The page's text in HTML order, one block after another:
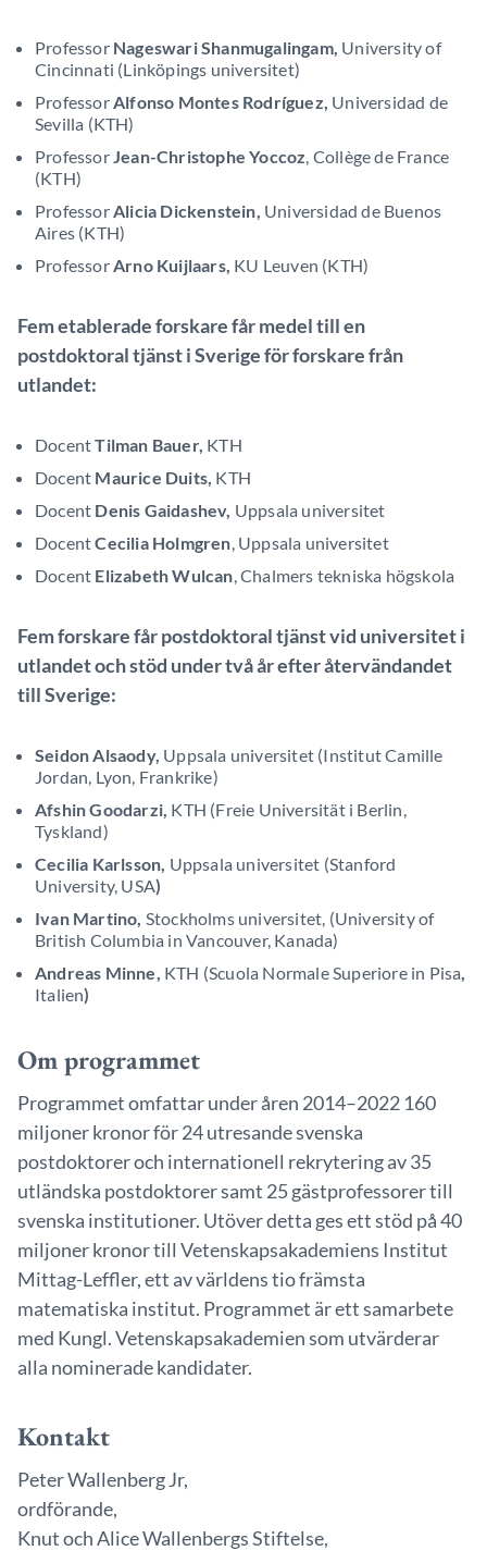
Professor Nageswari Shanmugalingam, University of
Cincinnati (Linköpings universitet)
ProfessorAlfonso Montes Rodríguez, Universidad de
Sevilla (KTH)
ProfessorJean-Christophe Yoccoz, Collège de France
(KTH)
ProfessorAlicia Dickenstein, Universidad de Buenos
Aires (KTH)
ProfessorArno Kuijlaars, KU Leuven (KTH)
Fem etablerade forskare får medel till en
postdoktoral tjänst i Sverige för forskare från
utlandet:
DocentTilman Bauer, KTH
Docent Maurice Duits, KTH
Docent Denis Gaidashev, Uppsala universitet
DocentCecilia Holmgren, Uppsala universitet
Docent Elizabeth Wulcan, Chalmers tekniska högskola
Fem forskare får postdoktoral tjänst vid universitet i
utlandetoch stöd under två år efter återvändandet
till Sverige:
Seidon Alsaody, Uppsala universitet (Institut Camille
Jordan, Lyon, Frankrike)
Afshin Goodarzi, KTH (Freie Universität i Berlin,
Tyskland)
Cecilia Karlsson, Uppsala universitet (Stanford
University, USA)
Ivan Martino, Stockholms universitet, (University of
British Columbia in Vancouver, Kanada)
Andreas Minne, KTH (Scuola Normale Superiore in Pisa,
Italien)
Om programmet
Programmet omfattar under åren 2014–2022 160
miljoner kronor för 24 utresande svenska
postdoktorer och internationell rekrytering av 35
utländska postdoktorer samt 25 gästprofessorer till
svenska institutioner. Utöver detta ges ett stöd på 40
miljoner kronor till Vetenskapsakademiens Institut
Mittag-Leffler, ett av världens tio främsta
matematiska institut. Programmet är ett samarbete
med Kungl. Vetenskapsakademien som utvärderar
alla nominerade kandidater.
Kontakt
Peter Wallenberg Jr,
ordförande,
Knut och Alice Wallenbergs Stiftelse,